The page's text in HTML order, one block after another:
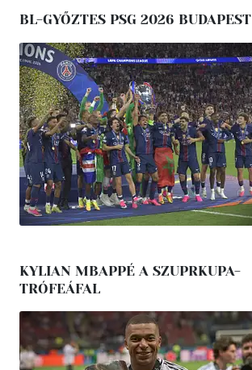
BL-GYŐZTES PSG 2026 BUDAPEST
KYLIAN MBAPPÉ A SZUPRKUPA-
TRÓFEÁFAL